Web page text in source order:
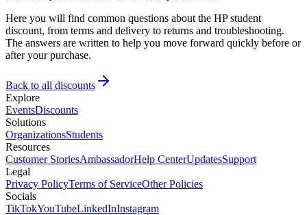
Here you will find common questions about the HP student
discount, from terms and delivery to returns and troubleshooting.
The answers are written to help you move forward quickly before or
after your purchase.
Back to all discounts
Explore
EventsDiscounts
Solutions
OrganizationsStudents
Resources
Customer StoriesAmbassadorHelp CenterUpdatesSupport
Legal
Privacy PolicyTerms of ServiceOther Policies
Socials
TikTokYouTubeLinkedInInstagram